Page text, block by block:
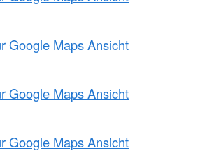
Google Maps Ansicht
Google Maps Ansicht
Google Maps Ansicht